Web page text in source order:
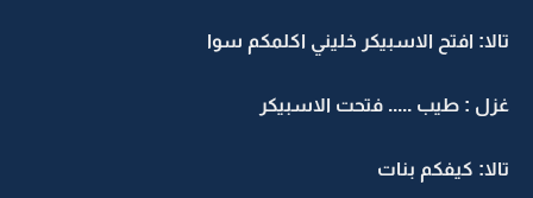
تالا: افتح الاسبيكر خليني اكلمكم سوا
غزل : طيب ..... فتحت الاسبيكر
تالا: كيفكم بنات